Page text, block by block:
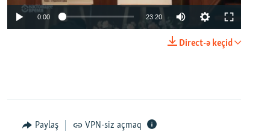
0:00 23:20
Direct-ə keçid
Paylaş VPN-siz açmaq